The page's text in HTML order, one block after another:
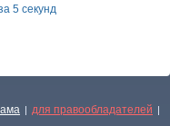
5 секунд
| для правообладателей |